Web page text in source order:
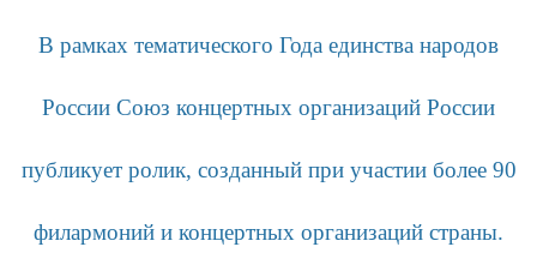
В рамках тематического Года единства народов
России Союз концертных организаций России
публикует ролик, созданный при участии более 90
филармоний и концертных организаций страны.